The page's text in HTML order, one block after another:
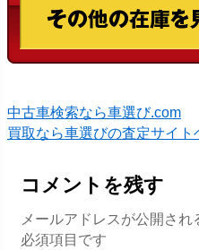
中古車検索なら車選び.com
買取なら車選びの査定サイト
コメントを残す
メールアドレスが公開さ
必須項目です